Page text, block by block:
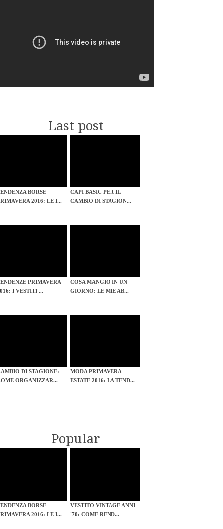
Last post
BORSE
2016: LE I...
CAPI BASIC PER IL
CAMBIO DI STAGION...
PRIMAVERA
I VESTITI ...
COSA MANGIO IN UN
GIORNO: LE MIE AB...
DI STAGIONE:
ORGANIZZAR...
MODA PRIMAVERA
ESTATE 2016: LA TEND...
Popular
BORSE
2016: LE I...
VESTITO VINTAGE ANNI
'70: COME REND...